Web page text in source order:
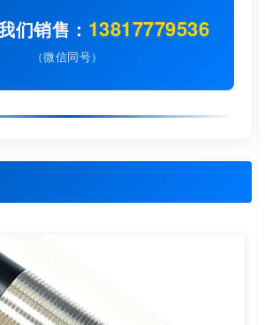
们销售： 13817779536
（微信同号）